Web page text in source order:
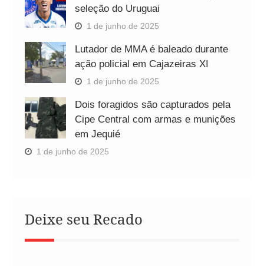
seleção do Uruguai
1 de junho de 2025
Lutador de MMA é baleado durante
ação policial em Cajazeiras XI
1 de junho de 2025
Dois foragidos são capturados pela
Cipe Central com armas e munições
em Jequié
1 de junho de 2025
Deixe seu Recado